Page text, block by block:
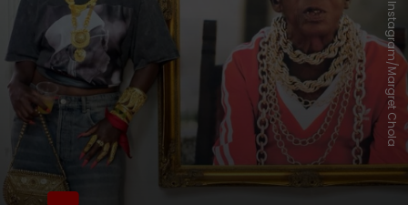
Instagram/Margret Chola